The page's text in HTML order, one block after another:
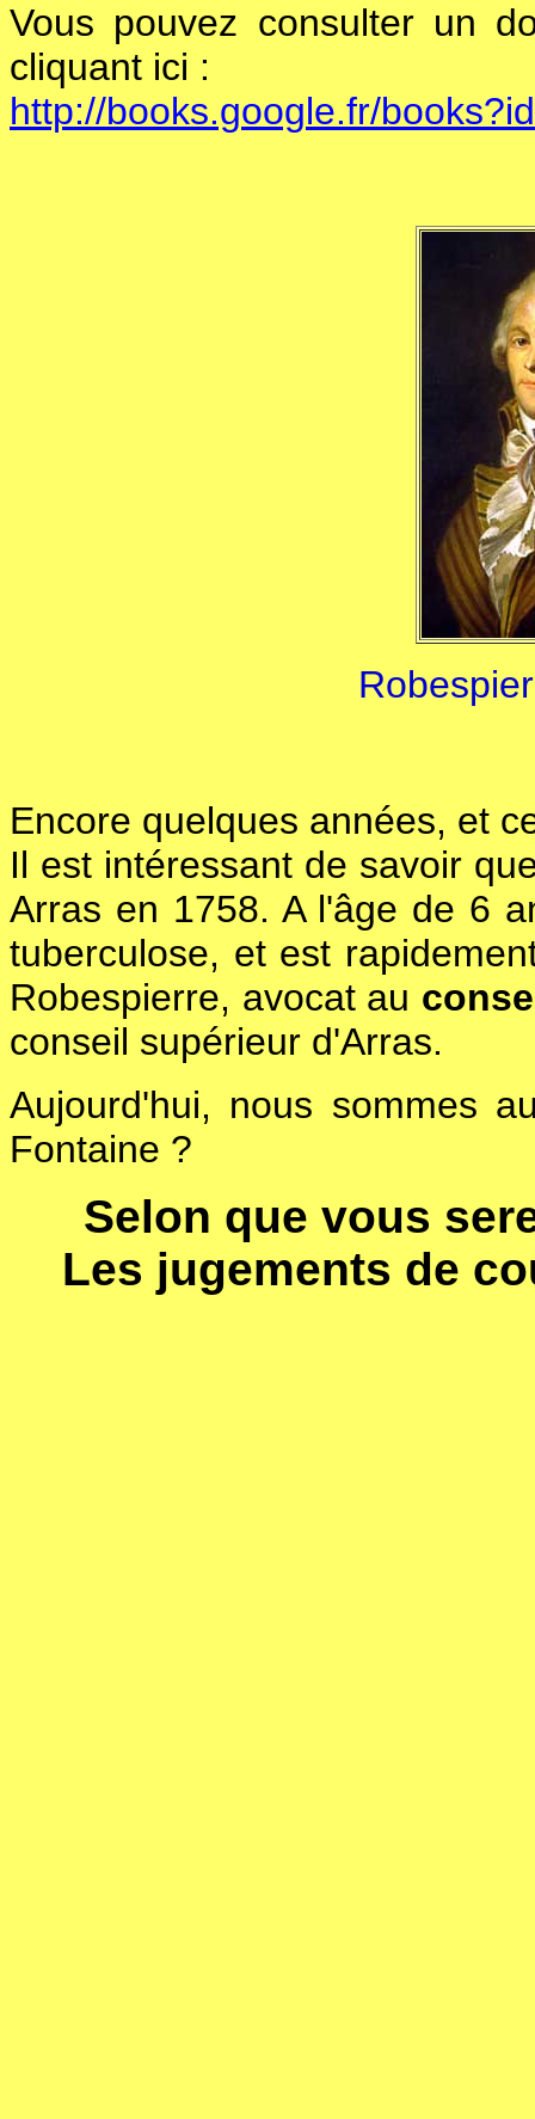
Vous pouvez consulter un
cliquant ici :
http://books.google.fr/
Encore quelques années, et
Il est intéressant de savoir
Arras en 1758. A l'âge de 6
tuberculose, et est
Robespierre, avocat au
conseil supérieur d'Arras.
Aujourd'hui, nous sommes
Fontaine ?
Selon que vous
Les jugements de